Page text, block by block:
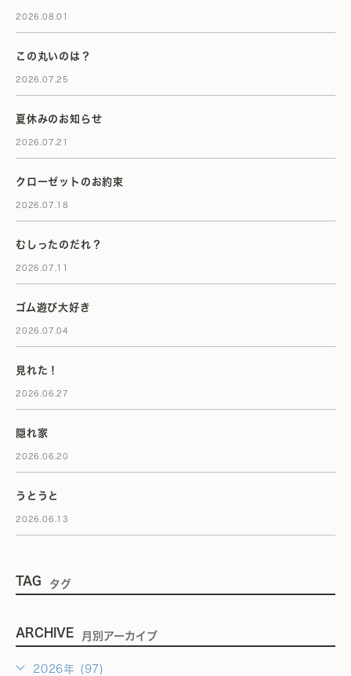
2026.08.01
この丸いのは？
2026.07.25
夏休みのお知らせ
2026.07.21
クローゼットのお約束
2026.07.18
むしったのだれ？
2026.07.11
ゴム遊び大好き
2026.07.04
見れた！
2026.06.27
隠れ家
2026.06.20
うとうと
2026.06.13
TAG タグ
ARCHIVE 月別アーカイブ
2026年 (97)